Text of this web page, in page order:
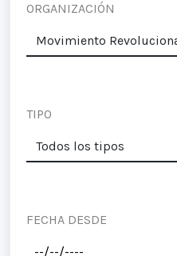
ORGANIZACIÓN
TIPO
FECHA DESDE